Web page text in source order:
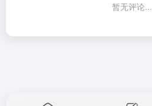
暂无评论...